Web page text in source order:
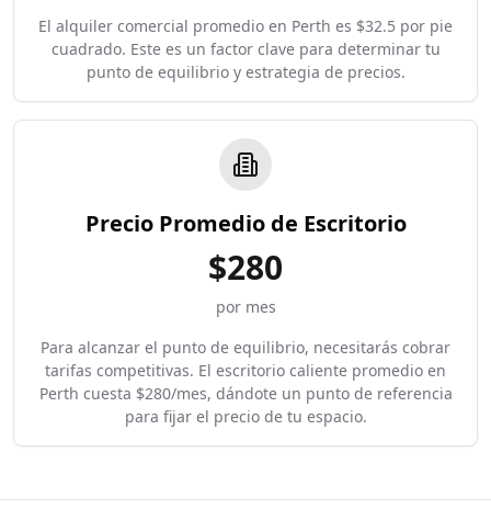
El alquiler comercial promedio en Perth es $32.5 por pie
cuadrado. Este es un factor clave para determinar tu
punto de equilibrio y estrategia de precios.
Precio Promedio de Escritorio
$280
por mes
Para alcanzar el punto de equilibrio, necesitarás cobrar
tarifas competitivas. El escritorio caliente promedio en
Perth cuesta $280/mes, dándote un punto de referencia
para fijar el precio de tu espacio.